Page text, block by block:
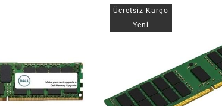
Ücretsiz Kargo
Yeni